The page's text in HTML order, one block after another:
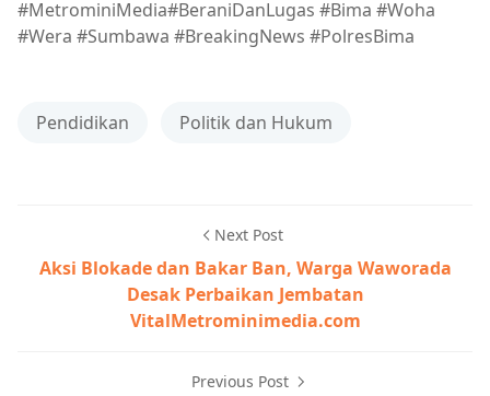
#MetrominiMedia#BeraniDanLugas #Bima #Woha
#Wera #Sumbawa #BreakingNews #PolresBima
Pendidikan Politik dan Hukum
Next Post
Aksi Blokade dan Bakar Ban, Warga Waworada
Desak Perbaikan Jembatan
VitalMetrominimedia.com
Previous Post